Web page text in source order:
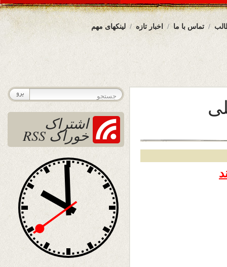
لینکهای مهم اخبار تازه تماس با ما
اشتراک
خوراک RSS